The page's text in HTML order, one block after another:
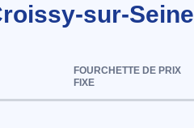
sur-Seine
FOURCHETTE DE PRIX
FIXE